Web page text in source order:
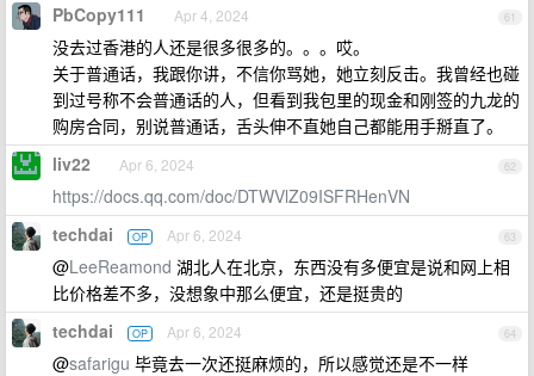
61
PbCopy111 Apr 4, 2024
没去过香港的人还是很多很多的。。。哎。
关于普通话，我跟你讲，不信你骂她，她立刻反击。我曾经也碰
到过号称不会普通话的人，但看到我包里的现金和刚签的九龙的
购房合同，别说普通话，舌头伸不直她自己都能用手掰直了。
62
liv22 Apr 6, 2024
https://docs.qq.com/doc/DTWVlZ09ISFRHenVN
63
techdai OP Apr 6, 2024
@LeeReamond 湖北人在北京，东西没有多便宜是说和网上相
比价格差不多，没想象中那么便宜，还是挺贵的
64
techdai OP Apr 6, 2024
@safarigu 毕竟去一次还挺麻烦的，所以感觉还是不一样